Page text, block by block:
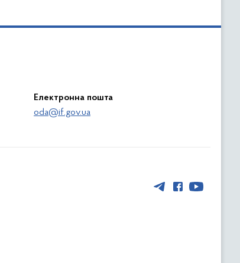
Електронна пошта
oda@if.gov.ua